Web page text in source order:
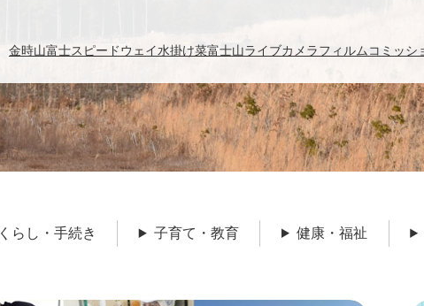
金時山富士スピードウェイ水掛け菜富士山ライブカメラフィルムコミッシ
くらし・手続き 子育て・教育 健康・福祉